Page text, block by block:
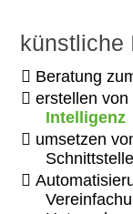
künstliche
Beratung
erstellen von
Intelligenz
umsetzen